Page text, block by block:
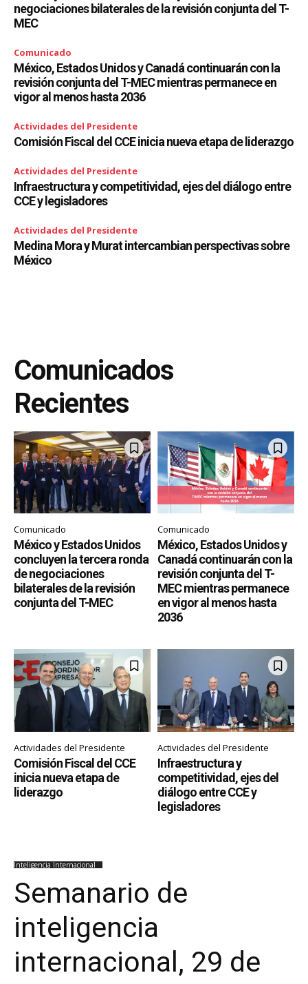
negociaciones bilaterales de la revisión conjunta del T-
MEC
Comunicado
México, Estados Unidos y Canadá continuarán con la
revisión conjunta del T-MEC mientras permanece en
vigor al menos hasta 2036
Actividades del Presidente
Comisión Fiscal del CCE inicia nueva etapa de liderazgo
Actividades del Presidente
Infraestructura y competitividad, ejes del diálogo entre
CCE y legisladores
Actividades del Presidente
Medina Mora y Murat intercambian perspectivas sobre
México
Comunicados
Recientes
Comunicado
México y Estados Unidos
concluyen la tercera ronda
de negociaciones
bilaterales de la revisión
conjunta del T-MEC
Comunicado
México, Estados Unidos y
Canadá continuarán con la
revisión conjunta del T-
MEC mientras permanece
en vigor al menos hasta
2036
Actividades del Presidente
Comisión Fiscal del CCE
inicia nueva etapa de
liderazgo
Actividades del Presidente
Infraestructura y
competitividad, ejes del
diálogo entre CCE y
legisladores